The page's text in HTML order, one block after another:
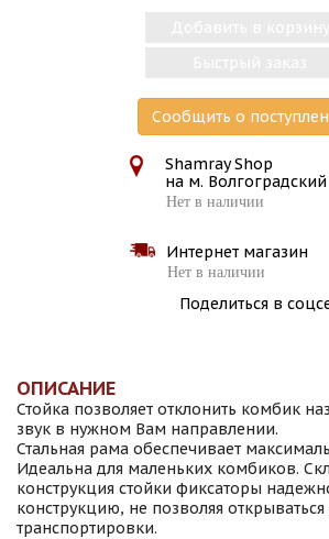
Сообщить о
Shamray Shop
на м.
Нет в наличии
Интернет магазин
Нет в наличии
Поделиться в
ОПИСАНИЕ
Стойка позволяет отклонить комбик
звук в нужном Вам направлении.
Стальная рама обеспечивает
Идеальна для маленьких комбиков.
конструкция стойки фиксаторы
конструкцию, не позволяя
транспортировки.